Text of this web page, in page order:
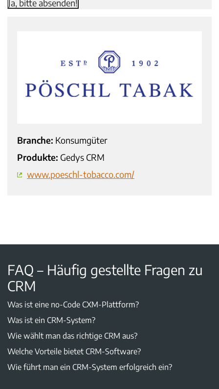
Branche: Konsumgüter
Produkte: Gedys CRM
www.poeschl-tobacco.com/
FAQ – Häufig gestellte Fragen zu
CRM
Was ist eine no-Code CXM-Plattform?
Was ist ein CRM-System?
Wie wählt man das richtige CRM aus?
Welche Vorteile bietet CRM-Software?
Wie führt man ein CRM-System erfolgreich ein?